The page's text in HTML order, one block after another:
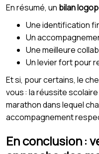
En résumé, un bilan
Une identification
Un
Une meilleure
Un levier fort pour
Et si, pour certains, le
vous : la réussite
marathon dans lequel
accompagnement
En conclusion :